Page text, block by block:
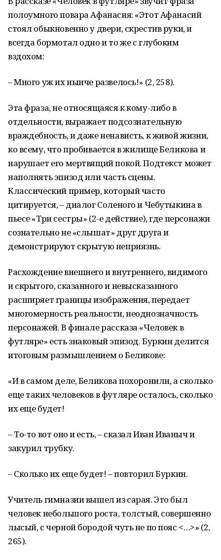
полоумного повара Афанасия: «Этот Афанасий
стоял обыкновенно у двери, скрестив руки, и
всегда бормотал одно и то же с глубоким
вздохом:
– Много уж их нынче развелось!» (2, 258).
Эта фраза, не относящаяся к кому-либо в
отдельности, выражает подсознательную
враждебность, и даже ненависть, к живой жизни,
ко всему, что пробивается в жилище Беликова и
нарушает его мертвящий покой. Подтекст может
наполнять эпизод или часть сцены.
Классический пример, который часто
цитируется, – диалог Соленого и Чебутыкина в
пьесе «Три сестры» (2-е действие), где персонажи
сознательно не «слышат» друг друга и
демонстрируют скрытую неприязнь.
Расхождение внешнего и внутреннего, видимого
и скрытого, сказанного и невысказанного
расширяет границы изображения, передает
многомерность реальности, неоднозначность
персонажей. В финале рассказа «Человек в
футляре» есть знаковый эпизод. Буркин делится
итоговым размышлением о Беликове:
«И в самом деле, Беликова похоронили, а сколько
еще таких человеков в футляре осталось, сколько
их еще будет!
– То-то вот оно и есть, – сказал Иван Иваныч и
закурил трубку.
– Сколько их еще будет! – повторил Буркин.
Учитель гимназии вышел из сарая. Это был
человек небольшого роста, толстый, совершенно
лысый, с черной бородой чуть не по пояс <…>» (2,
265).